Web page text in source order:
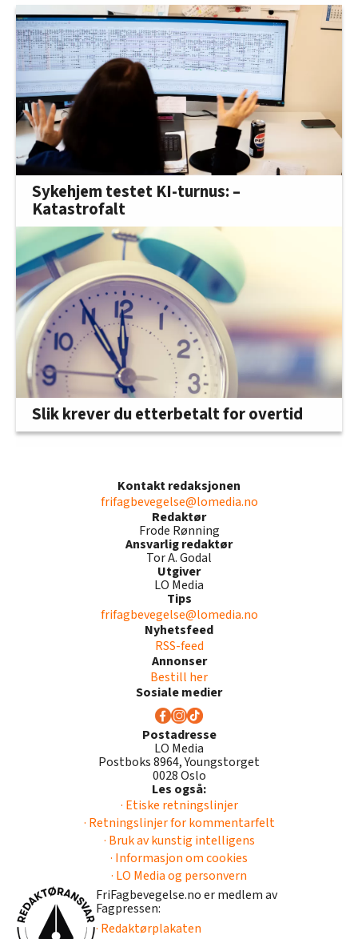
Sykehjem testet KI-turnus: –
Katastrofalt
Slik krever du etterbetalt for overtid
Kontakt redaksjonen
frifagbevegelse@lomedia.no
Redaktør
Frode Rønning
Ansvarlig redaktør
Tor A. Godal
Utgiver
LO Media
Tips
frifagbevegelse@lomedia.no
Nyhetsfeed
RSS-feed
Annonser
Bestill her
Sosiale medier
Postadresse
LO Media
Postboks 8964, Youngstorget
0028 Oslo
Les også:
· Etiske retningslinjer
· Retningslinjer for kommentarfelt
· Bruk av kunstig intelligens
· Informasjon om cookies
· LO Media og personvern
FriFagbevegelse.no er medlem av
Fagpressen:
· Redaktørplakaten